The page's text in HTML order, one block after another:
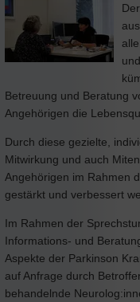
Betreuung und Beratung
Angehörigen die
Durch diese gezielte,
Mitwirkung und auch
Angehörigen im Rahmen
gestärkt und verbessert
Im Rahmen der
Informations- und
Aspekte der Parkinson
auf Anfrage durch
behandelnde